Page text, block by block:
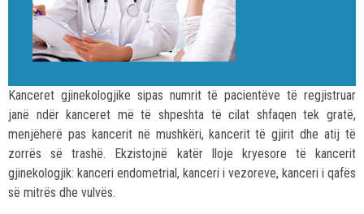
Kanceret gjinekologjike sipas numrit të pacientëve të regjistruar
janë ndër kanceret më të shpeshta të cilat shfaqen tek gratë,
menjëherë pas kancerit në mushkëri, kancerit të gjirit dhe atij të
zorrës së trashë. Ekzistojnë katër lloje kryesore të kancerit
gjinekologjik: kanceri endometrial, kanceri i vezoreve, kanceri i qafës
së mitrës dhe vulvës.